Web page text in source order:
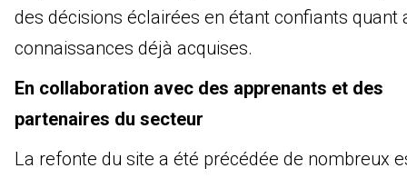
des décisions éclairées en étant confiants quant
connaissances déjà acquises.
En collaboration avec des apprenants et des
partenaires du secteur
La refonte du site a été précédée de nombreux